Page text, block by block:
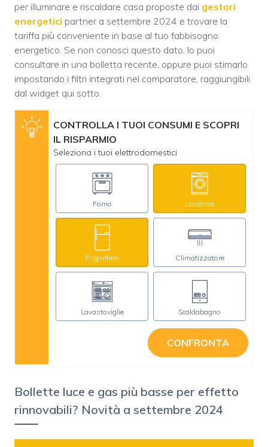
per illuminare e riscaldare casa proposte dai gestori
energetici partner a settembre 2024 e trovare la
tariffa più conveniente in base al tuo fabbisogno
energetico. Se non conosci questo dato, lo puoi
consultare in una bolletta recente, oppure puoi stimarlo
impostando i filtri integrati nel comparatore, raggiungibili
dal widget qui sotto.
CONTROLLA I TUOI CONSUMI E SCOPRI
IL RISPARMIO
Seleziona i tuoi elettrodomestici
Forno Lavatrice
Frigorifero Climatizzatore
Lavastoviglie Scaldabagno
CONFRONTA
Bollette luce e gas più basse per effetto
rinnovabili? Novità a settembre 2024